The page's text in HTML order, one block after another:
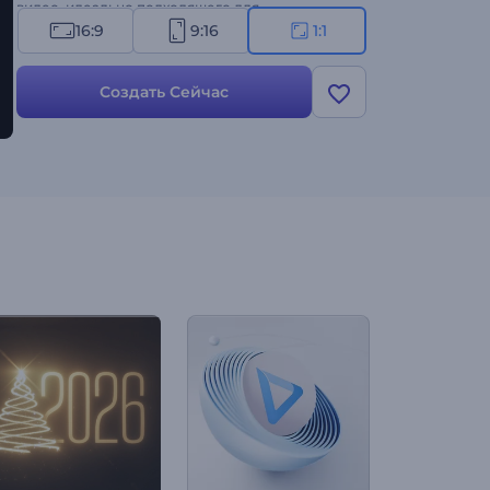
видео, идеально подходящего для
поздравлений, объявлений, акций и любого
праздничного контента. Попробуйте прямо
сейчас!
16:9 9:16 1:1
Создать Сейчас